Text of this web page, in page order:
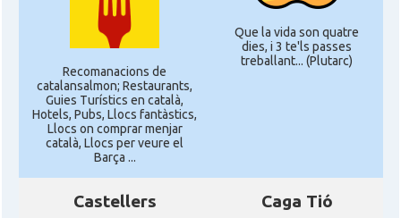
Recomanacions de
catalansalmon; Restaurants,
Guies Turístics en català,
Hotels, Pubs, Llocs fantàstics,
Llocs on comprar menjar
català, Llocs per veure el
Barça ...
Que la vida son quatre
dies, i 3 te'ls passes
treballant... (Plutarc)
Castellers Caga Tió